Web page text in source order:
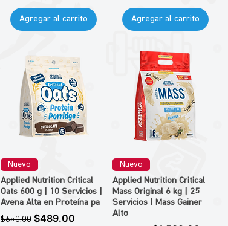
Agregar al carrito Agregar al carrito
Nuevo
Applied Nutrition Critical
Oats 600 g | 10 Servicios |
Avena Alta en Proteína pa
Precio
$650.00 Precio de oferta
$489.00
Nuevo
Applied Nutrition Critical
Mass Original 6 kg | 25
Servicios | Mass Gainer
Alto